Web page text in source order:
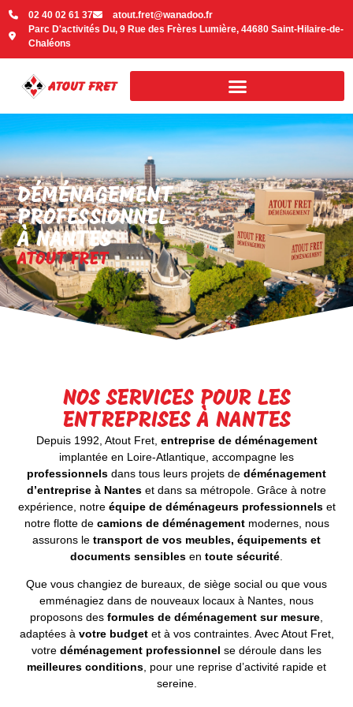
principal02 40 02 61 37
atout.fret@wanadoo.fr
Parc D'activités Du, 9 Rue des Frères Lumière, 44680 Saint-Hilaire-de-
Chaléons
DÉMÉNAGEMENT
PROFESSIONNEL
À NANTES
ATOUT FRET
NOS SERVICES POUR LES
ENTREPRISES À NANTES
Depuis 1992, Atout Fret, entreprise de déménagement
implantée en Loire-Atlantique, accompagne les
professionnels dans tous leurs projets de déménagement
d’entreprise à Nantes et dans sa métropole. Grâce à notre
expérience, notre équipe de déménageurs professionnelset
notre flotte de camions de déménagementmodernes, nous
assurons le transport de vos meubles, équipements et
documents sensibles en toute sécurité
Que vous changiez de bureaux, de siège social ou que vous
emménagiez dans de nouveaux locaux à Nantes, nous
proposons des formules de déménagement sur mesure,
adaptées à votre budgetet à vos contraintes. Avec Atout Fret,
votre déménagement professionnel se déroule dans les
meilleures conditions, pour une reprise d’activité rapide et
sereine.